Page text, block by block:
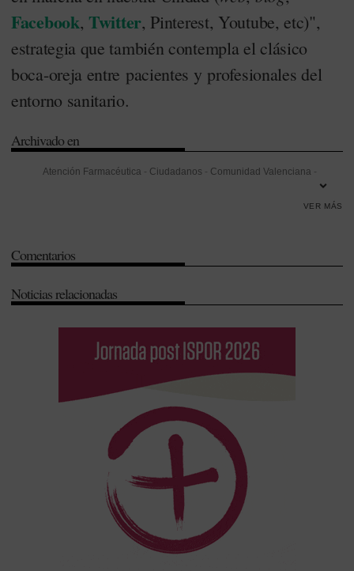
Facebook,Twitter, Pinterest, Youtube, etc)",
estrategia que también contempla el clásico
boca-oreja entre pacientes y profesionales del
entorno sanitario.
Archivado en
Atención Farmacéutica - Ciudadanos - Comunidad Valenciana -
VER MÁS
Comentarios
Noticias relacionadas